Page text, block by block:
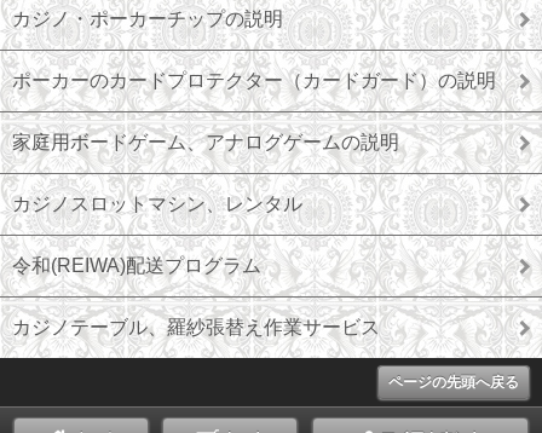
カジノ・ポーカーチップの説明
ポーカーのカードプロテクター（カードガード）の説明
家庭用ボードゲーム、アナログゲームの説明
カジノスロットマシン、レンタル
令和(REIWA)配送プログラム
カジノテーブル、羅紗張替え作業サービス
ページの先頭へ戻る